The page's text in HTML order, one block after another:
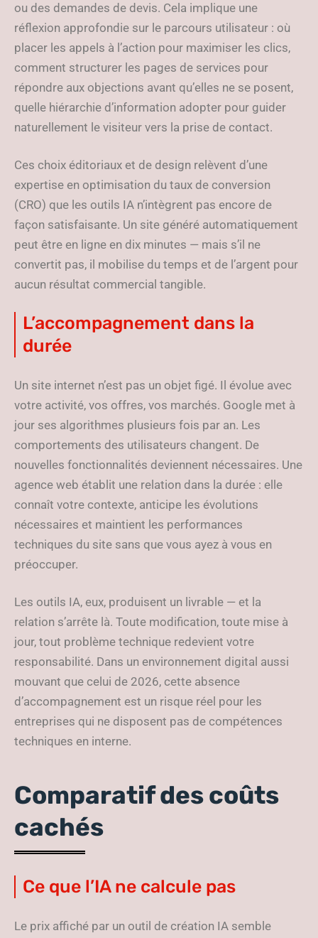
ou des demandes de devis. Cela implique une
réflexion approfondie sur le parcours utilisateur : où
placer les appels à l’action pour maximiser les clics,
comment structurer les pages de services pour
répondre aux objections avant qu’elles ne se posent,
quelle hiérarchie d’information adopter pour guider
naturellement le visiteur vers la prise de contact.
Ces choix éditoriaux et de design relèvent d’une
expertise en optimisation du taux de conversion
(CRO) que les outils IA n’intègrent pas encore de
façon satisfaisante. Un site généré automatiquement
peut être en ligne en dix minutes — mais s’il ne
convertit pas, il mobilise du temps et de l’argent pour
aucun résultat commercial tangible.
L’accompagnement dans la
durée
Un site internet n’est pas un objet figé. Il évolue avec
votre activité, vos offres, vos marchés. Google met à
jour ses algorithmes plusieurs fois par an. Les
comportements des utilisateurs changent. De
nouvelles fonctionnalités deviennent nécessaires. Une
agence web établit une relation dans la durée : elle
connaît votre contexte, anticipe les évolutions
nécessaires et maintient les performances
techniques du site sans que vous ayez à vous en
préoccuper.
Les outils IA, eux, produisent un livrable — et la
relation s’arrête là. Toute modification, toute mise à
jour, tout problème technique redevient votre
responsabilité. Dans un environnement digital aussi
mouvant que celui de 2026, cette absence
d’accompagnement est un risque réel pour les
entreprises qui ne disposent pas de compétences
techniques en interne.
Comparatif des coûts
cachés
Ce que l’IA ne calcule pas
Le prix affiché par un outil de création IA semble